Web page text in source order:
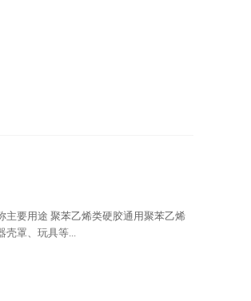
主要用途 聚苯乙烯类硬胶通用聚苯乙烯
壳罩、玩具等...